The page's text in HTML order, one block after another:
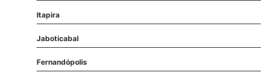
Itapira
Jaboticabal
Fernandópolis